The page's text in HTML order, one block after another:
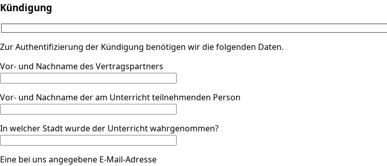
Kündigung
Zur Authentifizierung der Kündigung benötigen wir die folgenden Daten.
Vor- und Nachname des Vertragspartners
Vor- und Nachname der am Unterricht teilnehmenden Person
In welcher Stadt wurde der Unterricht wahrgenommen?
Eine bei uns angegebene E-Mail-Adresse